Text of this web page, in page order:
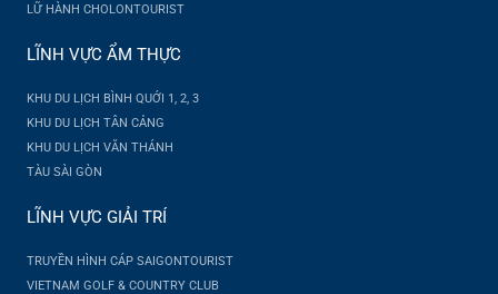
LỮ HÀNH CHOLONTOURIST
LĨNH VỰC ẨM THỰC
KHU DU LỊCH BÌNH QUỚI 1, 2, 3
KHU DU LỊCH TÂN CẢNG
KHU DU LỊCH VĂN THÁNH
TÀU SÀI GÒN
LĨNH VỰC GIẢI TRÍ
TRUYỀN HÌNH CÁP SAIGONTOURIST
VIETNAM GOLF & COUNTRY CLUB